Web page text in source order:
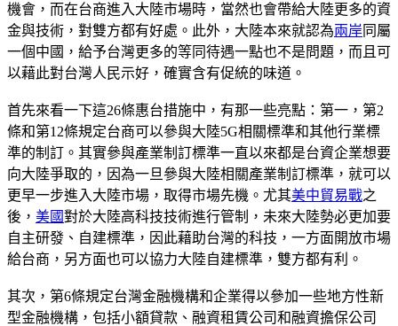
機會，而在台商進入大陸市場時，當然也會帶給大陸更多的資
金與技術，對雙方都有好處。此外，大陸本來就認為兩岸同屬
一個中國，給予台灣更多的等同待遇一點也不是問題，而且可
以藉此對台灣人民示好，確實含有促統的味道。
首先來看一下這26條惠台措施中，有那一些亮點：第一，第2
條和第12條規定台商可以參與大陸5G相關標準和其他行業標
準的制訂。其實參與產業制訂標準一直以來都是台資企業想要
向大陸爭取的，因為一旦參與大陸相關產業制訂標準，就可以
更早一步進入大陸市場，取得市場先機。尤其美中貿易戰之
後， 美國對於大陸高科技技術進行管制，未來大陸勢必更加要
自主研發、自建標準，因此藉助台灣的科技，一方面開放市場
給台商，另方面也可以協力大陸自建標準，雙方都有利。
其次，第6條規定台灣金融機構和企業得以參加一些地方性新
型金融機構，包括小額貸款、融資租賃公司和融資擔保公司